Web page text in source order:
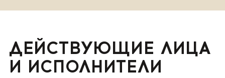
ДЕЙСТВУЮЩИЕ ЛИЦА
И ИСПОЛНИТЕЛИ